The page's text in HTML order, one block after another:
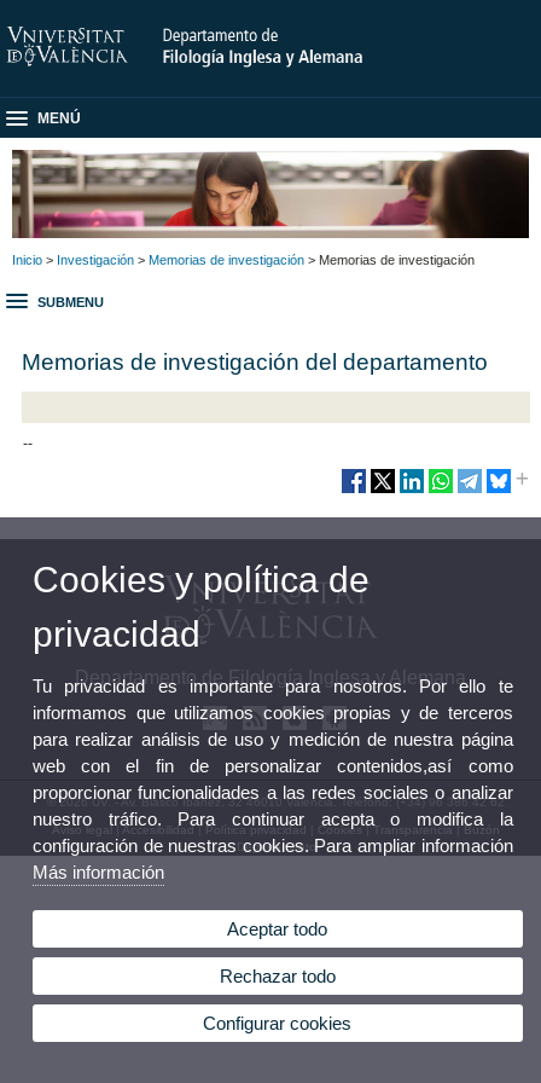
MENÚ
Inicio > Investigación > Memorias de investigación > Memorias de investigación
SUBMENU
Memorias de investigación del departamento
--
Departamento de Filología Inglesa y Alemana
© 2026 UV. - Av. Blasco Ibáñez, 32 46010 Valencia. Teléfono: (+34) 96 386 42 62
Aviso legal|Accesibilidad| Política privacidad Cookies|Transparencia|Buzón
Departamento
Cookies y política de
privacidad
Tu privacidad es importante para nosotros. Por ello te
informamos que utilizamos cookies propias y de terceros
para realizar análisis de uso y medición de nuestra página
web con el fin de personalizar contenidos,así como
proporcionar funcionalidades a las redes sociales o analizar
nuestro tráfico. Para continuar acepta o modifica la
configuración de nuestras cookies. Para ampliar información
Más información
Aceptar todo
Rechazar todo
Configurar cookies